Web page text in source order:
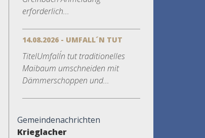
erforderlich...
14.08.2026 - UMFALL´N TUT
TitelUmfall´n tut traditionelles
Maibaum umschneiden mit
Dämmerschoppen und...
Gemeindenachrichten
Krieglacher